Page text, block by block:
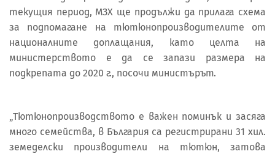
текущия период, МЗХ ще продължи да прилага схема
за подпомагане на тютюнопроизводителите от
националните доплащания, като целта на
министерството е да се запази размерa на
подкрепата до 2020 г., посочи министърът.
„Тютюнопроизводството е важен поминък и засяга
много семейства, в България са регистрирани 31 хил.
земеделски производители на тютюн, затова